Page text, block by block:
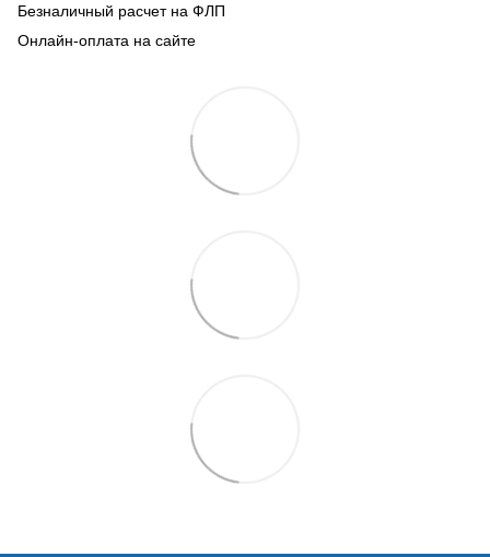
Безналичный расчет на ФЛП
Онлайн-оплата на сайте